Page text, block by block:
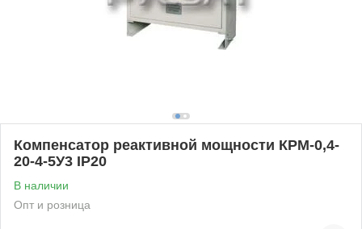
Компенсатор реактивной мощности КРМ-0,4-
20-4-5У3 IP20
В наличии
Опт и розница